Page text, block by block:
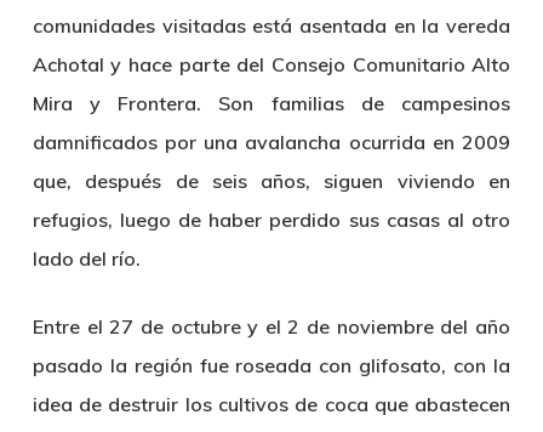
comunidades visitadas está asentada en la vereda
Achotal y hace parte del Consejo Comunitario Alto
Mira y Frontera. Son familias de campesinos
damnificados por una avalancha ocurrida en 2009
que, después de seis años, siguen viviendo en
refugios, luego de haber perdido sus casas al otro
lado del río.
Entre el 27 de octubre y el 2 de noviembre del año
pasado la región fue roseada con glifosato, con la
idea de destruir los cultivos de coca que abastecen